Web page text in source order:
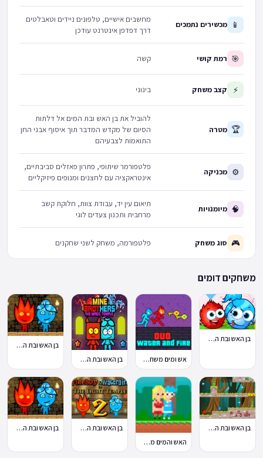
📱 מכשירים נתמכים
מחשבים אישיים, טלפונים ניידים וטאבלטים
דרך דפדפן אינטרנט עודכן
🎯 רמת קושי קשה
⚡ קצב משחק בינוני
🏆 מטרה
להוביל את בן האש ובת המים אל דלתות
הסיום של מקדש המדבר תוך איסוף אבני החן
התואמות לצבעיהם
⚙ מכניקה
פלטפורמר שיתופי, פתרון פאזלים סביבתיים,
אינטראקציה עם לחצנים ומנופים פיזיקליים
🧠 מיומנויות
תיאום עין יד, עבודת צוות, חלוקת קשב
מרחבית ותכנון צעדים לוגי
🎮 סוג משחק פלטפורמה, משחק לשני שחקנים
משחקים דומים
בן האש ובת המים סיפור אהבה
אש ומים משחק אונליין בן האש ובת המים מקדש מיינקראפט
בן האש ובת המים מקדש היער
בן האש ובת המים באמזונס
האש והמים מקדש הסוכריות
בן האש ובת המים 2 בן האש ובת המים הרפתקה למכורים